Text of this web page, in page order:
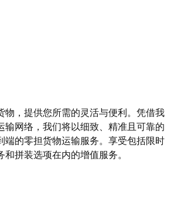
物，提供您所需的灵活与便利。凭借我
输网络，我们将以细致、精准且可靠的
端的零担货物运输服务。享受包括限时
拼装选项在内的增值服务。